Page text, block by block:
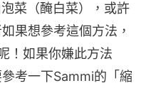
菜（醃白菜），或許
果想參考這個方法，
！如果你嫌此方法
考一下Sammi的「縮